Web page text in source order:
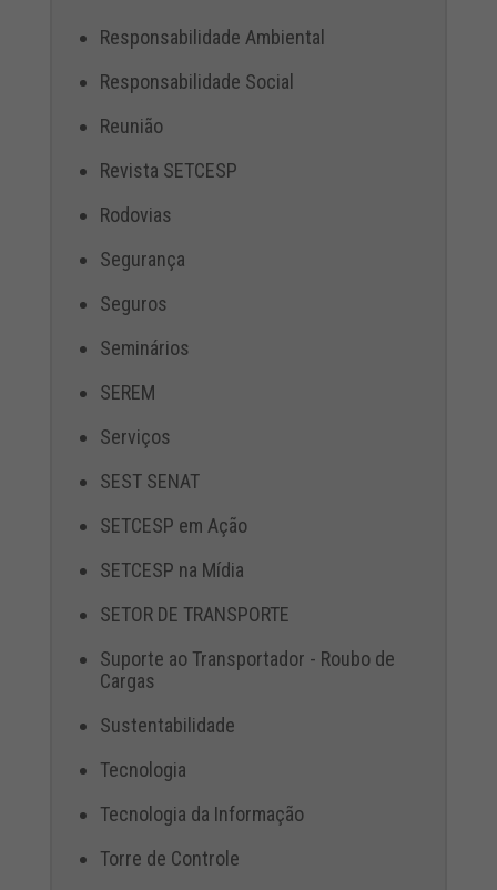
Responsabilidade Ambiental
Responsabilidade Social
Reunião
Revista SETCESP
Rodovias
Segurança
Seguros
Seminários
SEREM
Serviços
SEST SENAT
SETCESP em Ação
SETCESP na Mídia
SETOR DE TRANSPORTE
Suporte ao Transportador - Roubo de
Cargas
Sustentabilidade
Tecnologia
Tecnologia da Informação
Torre de Controle